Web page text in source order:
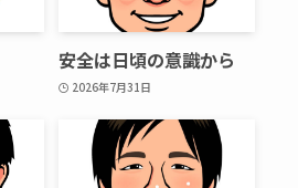
安全は日頃の意識から
2026年7月31日